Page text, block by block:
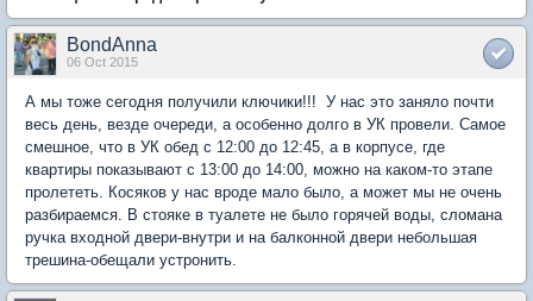
BondAnna
06 Oct 2015
А мы тоже сегодня получили ключики!!! У нас это заняло почти
весь день, везде очереди, а особенно долго в УК провели. Самое
смешное, что в УК обед с 12:00 до 12:45, а в корпусе, где
квартиры показывают с 13:00 до 14:00, можно на каком-то этапе
пролететь. Косяков у нас вроде мало было, а может мы не очень
разбираемся. В стояке в туалете не было горячей воды, сломана
ручка входной двери-внутри и на балконной двери небольшая
трешина-обещали устронить.